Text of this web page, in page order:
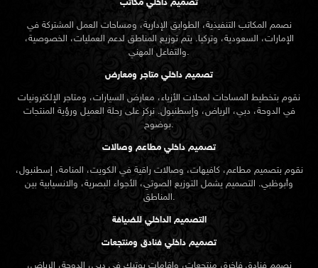
تصميم داخلي مكاتب
نصمم المكاتب التنفيذية، الطوابق الإدارية، ومساحات العمل المشتركة في
الإمارات، السعودية، وتركيا. يتم توزيع المناطق لدعم العمليات، الخصوصية،
والتفاعل المهني.
تصميم داخلي متاجر ومعارض
نقوم بتخطيط المساحات لمحلات الأزياء، معارض السيارات، ومتاجر الإلكترونيات
في الدوحة، دبي، الرياض، وإسطنبول. نركز على رحلة العميل ورؤية المنتجات
بوضوح.
تصميم داخلي مطاعم وصالات
نقوم بتصميم مطاعم، كافيهات، وصالات راقية في الكويت، المنامة، إسطنبول،
وأبوظبي. التصميم يشمل التوزيع الصوتي، الأجواء البصرية، والانسيابية بين
المناطق.
التصميم الداخلي للضيافة
تصميم داخلي فنادق ومنتجعات